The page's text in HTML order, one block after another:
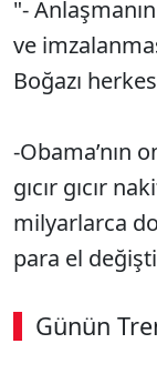
"-
ve
Boğazı
-Obama’nın
gıcır gıcır
milyarlarca
para el
Günün